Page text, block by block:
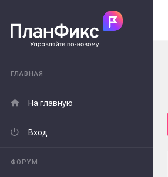
ГЛАВНАЯ
На главную
Вход
ФОРУМ